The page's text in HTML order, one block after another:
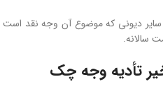
شروطی به سایر دیونی که موضوع آن وجه
سالانه.
تأدیه وجه چک